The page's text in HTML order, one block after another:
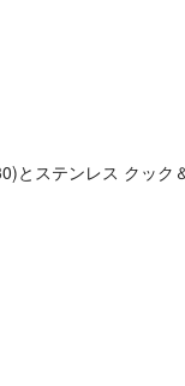
とステンレス クック